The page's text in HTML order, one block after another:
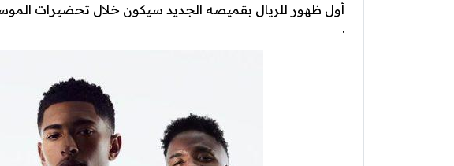
أول ظهور للريال بقميصه الجديد سيكون خلال تحضيرات
.